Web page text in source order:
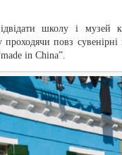
школу і музей
повз
in China”.